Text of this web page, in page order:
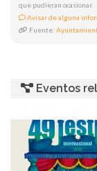
que pudieran ocasionar.
Avisar de alguna
Fuente:
Eventos